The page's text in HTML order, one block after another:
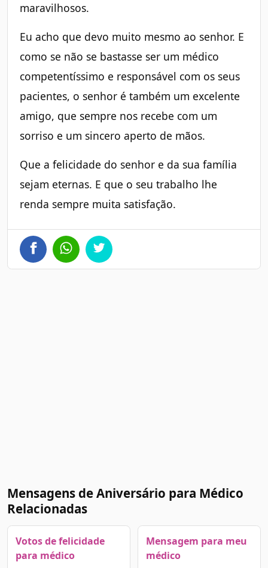
maravilhosos.
Eu acho que devo muito mesmo ao senhor. E
como se não se bastasse ser um médico
competentíssimo e responsável com os seus
pacientes, o senhor é também um excelente
amigo, que sempre nos recebe com um
sorriso e um sincero aperto de mãos.
Que a felicidade do senhor e da sua família
sejam eternas. E que o seu trabalho lhe
renda sempre muita satisfação.
Mensagens de Aniversário para Médico
Relacionadas
Votos de felicidade
para médico
Mensagem para meu
médico